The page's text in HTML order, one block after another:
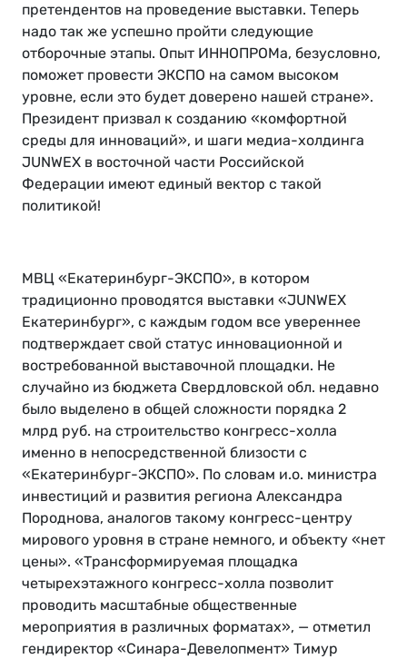
претендентов на проведение выставки. Теперь
надо так же успешно пройти следующие
отборочные этапы. Опыт ИННОПРОМа, безусловно,
поможет провести ЭКСПО на самом высоком
уровне, если это будет доверено нашей стране».
Президент призвал к созданию «комфортной
среды для инноваций», и шаги медиа-холдинга
JUNWEX в восточной части Российской
Федерации имеют единый вектор с такой
политикой!
МВЦ «Екатеринбург-ЭКСПО», в котором
традиционно проводятся выставки «JUNWEX
Екатеринбург», с каждым годом все увереннее
подтверждает свой статус инновационной и
востребованной выставочной площадки. Не
случайно из бюджета Свердловской обл. недавно
было выделено в общей сложности порядка 2
млрд руб. на строительство конгресс-холла
именно в непосредственной близости с
«Екатеринбург-ЭКСПО». По словам и.о. министра
инвестиций и развития региона Александра
Породнова, аналогов такому конгресс-центру
мирового уровня в стране немного, и объекту «нет
цены». «Трансформируемая площадка
четырехэтажного конгресс-холла позволит
проводить масштабные общественные
мероприятия в различных форматах», — отметил
гендиректор «Синара-Девелопмент» Тимур